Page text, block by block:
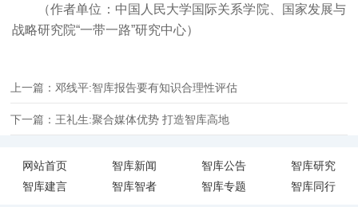
（作者单位：中国人民大学国际关系学院、国家发展与
战略研究院“一带一路”研究中心）
上一篇：邓线平:智库报告要有知识合理性评估
下一篇：王礼生:聚合媒体优势 打造智库高地
网站首页 智库新闻 智库公告
智库研究
智库建言
智库智者 智库专题 智库同行